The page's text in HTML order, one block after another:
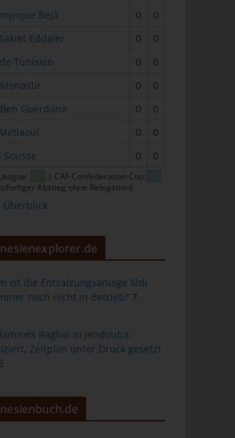
Béjà 0
0
Eddaïer 0
0
Tunisien 0
0
0
0
Guerdane 0
0
0
0
Sousse 0 0
| CAF Confederation Cup:
Abstieg ohne Relegation)
Überblick
ist die Entsalzungsanlage Sidi
noch nicht in Betrieb? 7.
Raghai in Jendouba:
Zeitplan unter Druck gesetzt